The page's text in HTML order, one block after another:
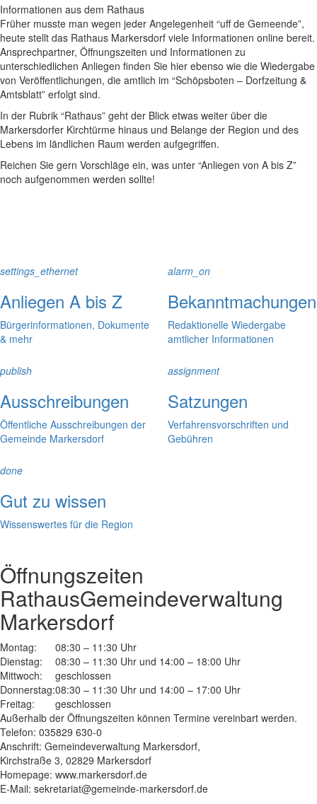
Informationen aus dem Rathaus
Früher musste man wegen jeder Angelegenheit “uff de Gemeende”,
heute stellt das Rathaus Markersdorf viele Informationen online bereit.
Ansprechpartner, Öffnungszeiten und Informationen zu
unterschiedlichen Anliegen finden Sie hier ebenso wie die Wiedergabe
von Veröffentlichungen, die amtlich im “Schöpsboten – Dorfzeitung &
Amtsblatt” erfolgt sind.
In der Rubrik “Rathaus” geht der Blick etwas weiter über die
Markersdorfer Kirchtürme hinaus und Belange der Region und des
Lebens im ländlichen Raum werden aufgegriffen.
Reichen Sie gern Vorschläge ein, was unter “Anliegen von A bis Z”
noch aufgenommen werden sollte!
settings_ethernet
Anliegen A bis Z
Bürgerinformationen, Dokumente
& mehr
alarm_on
Bekanntmachungen
Redaktionelle Wiedergabe
amtlicher Informationen
publish
Ausschreibungen
Öffentliche Ausschreibungen der
Gemeinde Markersdorf
assignment
Satzungen
Verfahrensvorschriften und
Gebühren
done
Gut zu wissen
Wissenswertes für die Region
Öffnungszeiten
RathausGemeindeverwaltung
Markersdorf
Montag:
08:30 – 11:30 Uhr
Dienstag:
08:30 – 11:30 Uhr und 14:00 – 18:00 Uhr
Mittwoch:
geschlossen
Donnerstag:08:30 – 11:30 Uhr und 14:00 – 17:00 Uhr
Freitag:
geschlossen
Außerhalb der Öffnungszeiten können Termine vereinbart werden.
Telefon: 035829 630-0
Anschrift: Gemeindeverwaltung Markersdorf,
Kirchstraße 3, 02829 Markersdorf
Homepage: www.markersdorf.de
E-Mail: sekretariat@gemeinde-markersdorf.de